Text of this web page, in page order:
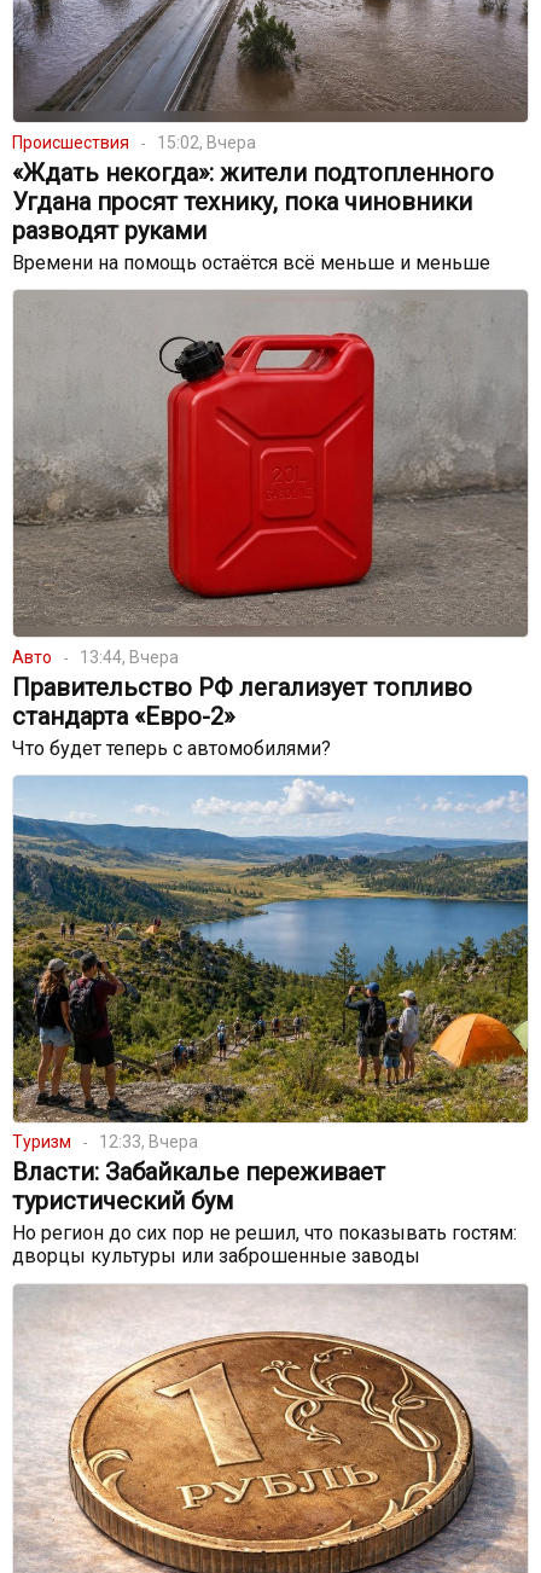
Происшествия 15:02, Вчера
«Ждать некогда»: жители подтопленного
Угдана просят технику, пока чиновники
разводят руками
Времени на помощь остаётся всё меньше и меньше
Авто 13:44, Вчера
Правительство РФ легализует топливо
стандарта «Евро-2»
Что будет теперь с автомобилями?
Туризм 12:33, Вчера
Власти: Забайкалье переживает
туристический бум
Но регион до сих пор не решил, что показывать гостям:
дворцы культуры или заброшенные заводы